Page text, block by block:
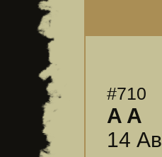
#710
A A
14